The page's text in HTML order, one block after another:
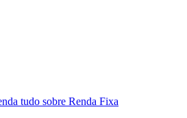
tudo sobre Renda Fixa